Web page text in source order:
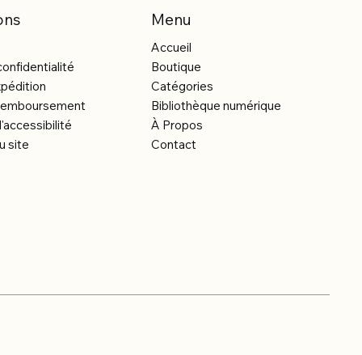
site
Menu
Accueil
Boutique
Catégories
Bibliothèque numérique
À Propos
Contact